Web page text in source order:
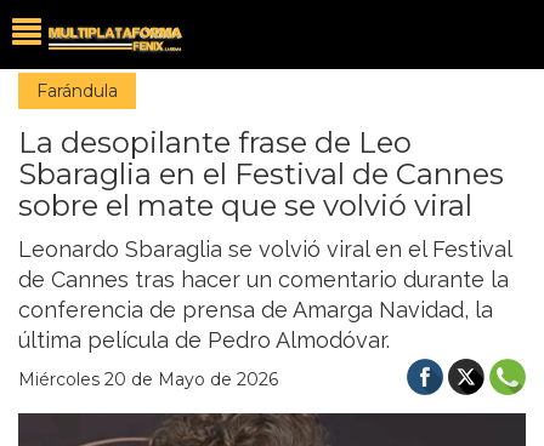
Farándula
La desopilante frase de Leo
Sbaraglia en el Festival de Cannes
sobre el mate que se volvió viral
Leonardo Sbaraglia se volvió viral en el Festival
de Cannes tras hacer un comentario durante la
conferencia de prensa de Amarga Navidad, la
última película de Pedro Almodóvar.
Miércoles 20 de Mayo de 2026